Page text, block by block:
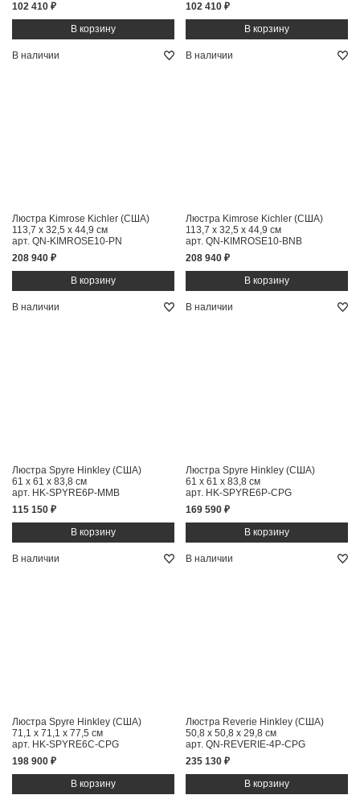
102 410 ₽
102 410 ₽
В наличии
Люстра Kimrose Kichler (США)
113,7 x 32,5 x 44,9 см
арт. QN-KIMROSE10-PN
208 940 ₽
В наличии
Люстра Kimrose Kichler (США)
113,7 x 32,5 x 44,9 см
арт. QN-KIMROSE10-BNB
208 940 ₽
В наличии
Люстра Spyre Hinkley (США)
61 x 61 x 83,8 см
арт. HK-SPYRE6P-MMB
115 150 ₽
В наличии
Люстра Spyre Hinkley (США)
61 x 61 x 83,8 см
арт. HK-SPYRE6P-CPG
169 590 ₽
В наличии
Люстра Spyre Hinkley (США)
71,1 x 71,1 x 77,5 см
арт. HK-SPYRE6C-CPG
198 900 ₽
В наличии
Люстра Reverie Hinkley (США)
50,8 x 50,8 x 29,8 см
арт. QN-REVERIE-4P-CPG
235 130 ₽